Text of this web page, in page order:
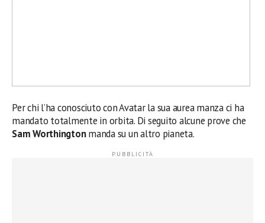
Per chi l’ha conosciuto con Avatar la sua aurea manza ci ha
mandato totalmente in orbita. Di seguito alcune prove che
Sam Worthingtonmanda su un altro pianeta.